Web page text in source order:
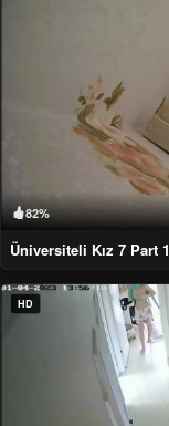
82%
Üniversiteli Kız 7 Part 1
HD